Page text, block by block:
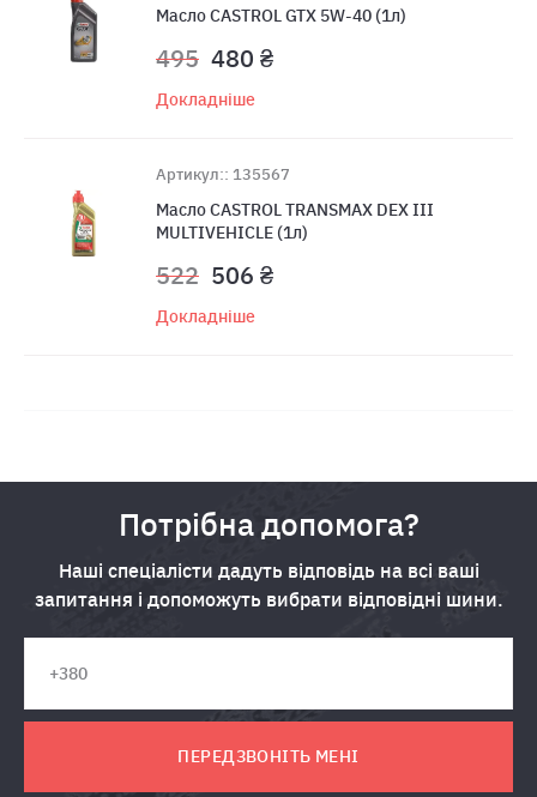
Масло CASTROL GTX 5W-40 (1л)
495 480 ₴
Докладніше
Артикул:: 135567
Масло CASTROL TRANSMAX DEX III
MULTIVEHICLE (1л)
522 506 ₴
Докладніше
Потрібна допомога?
Наші спеціалісти дадуть відповідь на всі ваші
запитання і допоможуть вибрати відповідні шини.
ПЕРЕДЗВОНІТЬ МЕНІ